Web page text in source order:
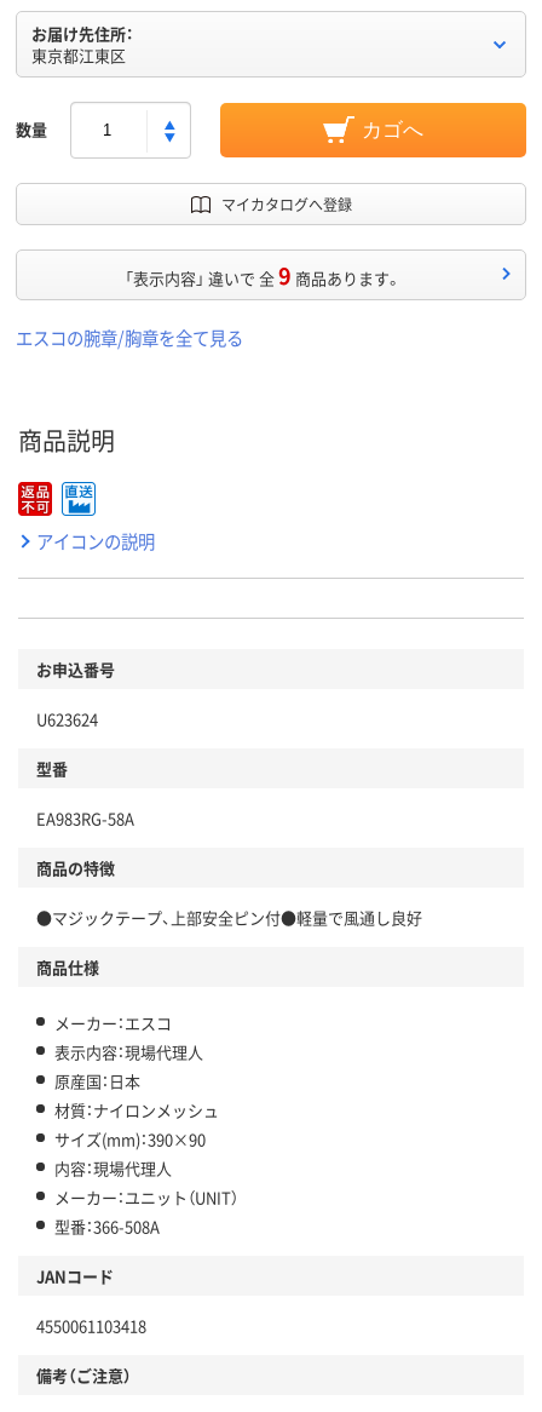
お届け先住所：
東京都江東区
数量 カゴへ
マイカタログへ登録
「表示内容」 違いで 全9 商品あります。
エスコの腕章/胸章を全て見る
商品説明
アイコンの説明
お申込番号
U623624
型番
EA983RG-58A
商品の特徴
●マジックテープ、上部安全ピン付●軽量で風通し良好
商品仕様
メーカー：エスコ
表示内容：現場代理人
原産国：日本
材質：ナイロンメッシュ
サイズ(mm)：390×90
内容：現場代理人
メーカー：ユニット（UNIT）
型番：366-508A
JANコード
4550061103418
備考（ご注意）